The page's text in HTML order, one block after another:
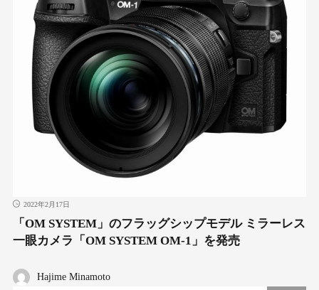
2022年2月17日
「OM SYSTEM」のフラッグシップモデル ミラーレス
一眼カメラ「OM SYSTEM OM-1」を発売
Hajime Minamoto